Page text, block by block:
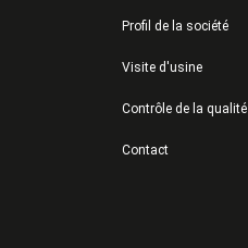
Profil de la société
Visite d'usine
Contrôle de la qualité
Contact